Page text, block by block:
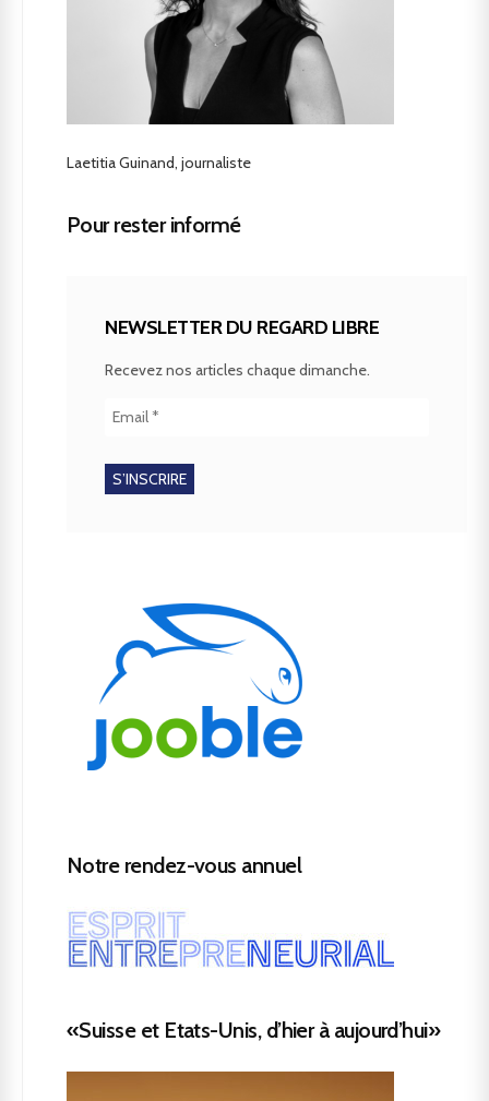
Laetitia Guinand, journaliste
Pour rester informé
NEWSLETTER DU REGARD LIBRE
Recevez nos articles chaque dimanche.
Notre rendez-vous annuel
«Suisse et Etats-Unis, d’hier à aujourd’hui»